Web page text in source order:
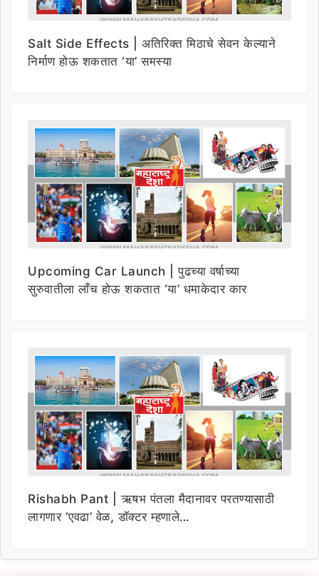
Salt Side Effects | अतिरिक्त मिठाचे सेवन केल्याने
निर्माण होऊ शकतात ‘या’ समस्या
Upcoming Car Launch | पुढच्या वर्षाच्या
सुरुवातीला लाँच होऊ शकतात ‘या’ धमाकेदार कार
Rishabh Pant | ऋषभ पंतला मैदानावर परतण्यासाठी
लागणार ‘एवढा’ वेळ, डॉक्टर म्हणाले…